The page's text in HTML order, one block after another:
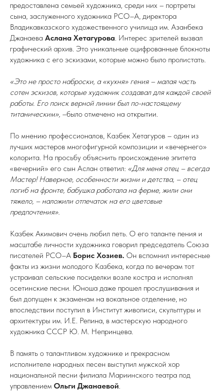
предоставлена семьей художника, среди них – портреты
сына, заслуженного художника РСО–А, директора
Владикавказского художественного училища им. Азанбека
Джанаева Аслана Хетагурова. Интерес зрителей вызвал
графический архив. Это уникальные оцифрованные блокноты
художника с его эскизами, которые можно было пролистать.
«Это не просто наброски, а «кухня» гения – малая часть
сотен эскизов, которые художник создавал для каждой своей
работы. Его поиск верной линии был по-настоящему
титаническим», –было отмечено на открытии.
По мнению профессионалов, Казбек Хетагуров – один из
лучших мастеров многофигурной композиции и «вечернего»
колорита. На просьбу объяснить происхождение эпитета
«вечерний» его сын Аслан ответил: «Для меня отец – всегда
Мастер! Наверное, особенности жизни и детства, – отец
погиб на фронте, бабушка работала на ферме, жили они
тяжело, – наложили отпечаток на его цветовые
предпочтения».
Казбек Акимович очень любил петь. О его таланте пения и
масштабе личности художника говорил председатель Союза
писателей РСО–А Борис Хозиев. Он вспомнил интересные
факты из жизни молодого Казбека, когда по вечерам тот
устраивал сельские посиделки возле костра и исполнял
осетинские песни. Юноша даже прошел прослушивания и
был допущен к экзаменам на вокальное отделение, но
впоследствии поступил в Институт живописи, скульптуры и
архитектуры им. И.Е. Репина, в мастерскую народного
художника СССР Ю. М. Непринцева.
В память о талантливом художнике и прекрасном
исполнителе народных песен выступил мужской хор
национальной песни филиала Мариинского театра под
управлением Ольги Джанаевой.